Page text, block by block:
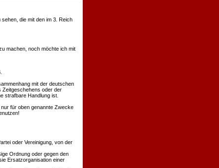
die mit den im 3. Reich
machen, noch möchte ich mit
mit der deutschen
Zeitgeschehens oder der
strafbare Handlung ist.
für oben genannte Zwecke
oder Vereinigung, von der
Ordnung oder gegen den
Ersatzorganisation einer